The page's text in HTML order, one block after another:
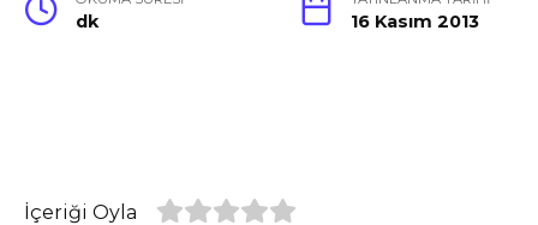
dk 16 Kasım 2013
İçeriği Oyla